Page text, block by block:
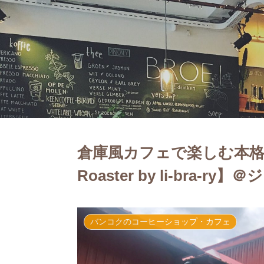
倉庫風カフェで楽しむ本
Roaster by li-bra-ry】＠
バンコクのコーヒーショップ・カフェ